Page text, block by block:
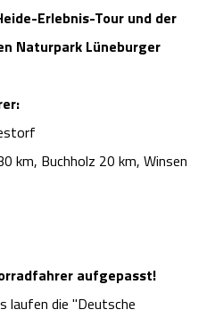
Erlebnis-Tour und der
Naturpark Lüneburger
km, Buchholz 20 km, Winsen
aufgepasst!
laufen die "Deutsche